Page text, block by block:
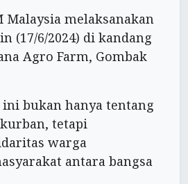
Malaysia melaksanakan
(17/6/2024) di kandang
Agro Farm, Gombak
bukan hanya tentang
tetapi
warga
antara bangsa